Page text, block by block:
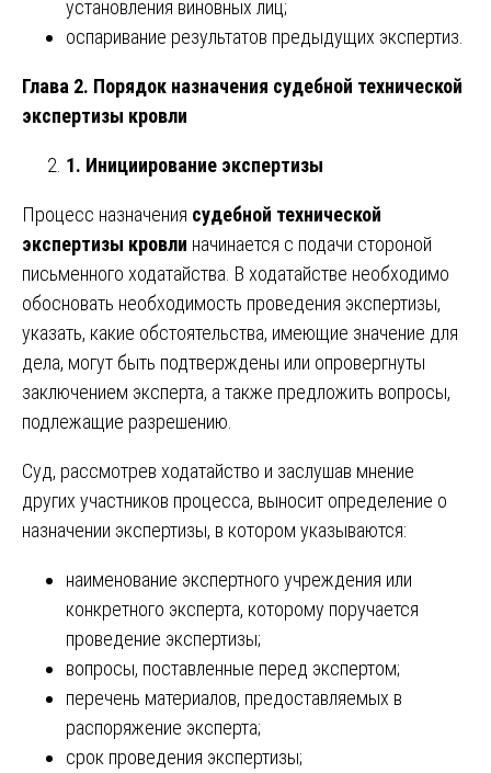
установления виновных лиц;
оспаривание результатов предыдущих экспертиз.
Глава 2. Порядок назначения судебной технической
экспертизы кровли
1. Инициирование экспертизы
Процесс назначения судебной технической
экспертизы кровли начинается с подачи стороной
письменного ходатайства. В ходатайстве необходимо
обосновать необходимость проведения экспертизы,
указать, какие обстоятельства, имеющие значение для
дела, могут быть подтверждены или опровергнуты
заключением эксперта, а также предложить вопросы,
подлежащие разрешению.
Суд, рассмотрев ходатайство и заслушав мнение
других участников процесса, выносит определение о
назначении экспертизы, в котором указываются:
наименование экспертного учреждения или
конкретного эксперта, которому поручается
проведение экспертизы;
вопросы, поставленные перед экспертом;
перечень материалов, предоставляемых в
распоряжение эксперта;
срок проведения экспертизы;